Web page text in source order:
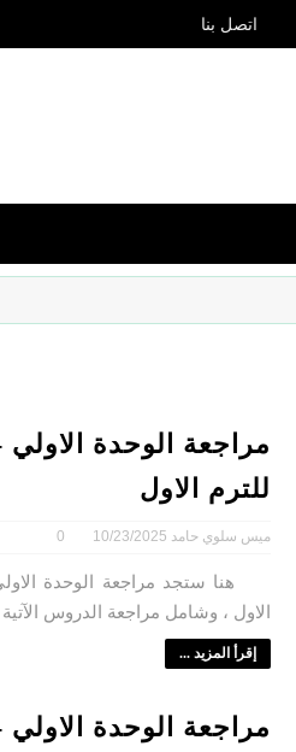
اتصل بنا
مراجعة الوحدة
للترم الاول
ميس سلوي حامد 10/23/2025
0
هنا ستجد مراجعة الوحدة
الاول ، وشامل مراجعة الدروس
إقرأ المزيد ...
مراجعة الوحدة